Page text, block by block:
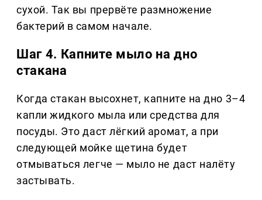
сухой. Так вы прервёте размножение
бактерий в самом начале.
Шаг 4. Капните мыло на дно
стакана
Когда стакан высохнет, капните на дно 3–4
капли жидкого мыла или средства для
посуды. Это даст лёгкий аромат, а при
следующей мойке щетина будет
отмываться легче — мыло не даст налёту
застывать.